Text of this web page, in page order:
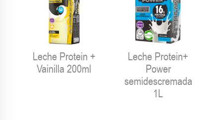
Leche Protein +
Vainilla 200ml
Leche Protein+
Power
semidescremada
1L